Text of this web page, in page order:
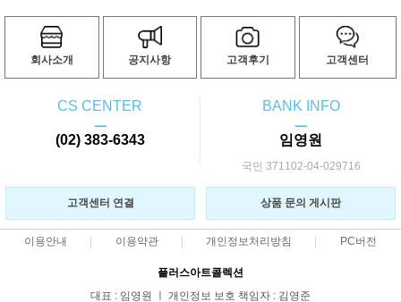
회사소개 공지사항 고객후기 고객센터
CS CENTER
ㅡ
(02) 383-6343
BANK INFO
ㅡ
임영원
국민 371102-04-029716
고객센터 연결 상품 문의 게시판
이용안내 이용약관 개인정보처리방침 PC버전
플러스아트콜렉션
대표 : 임영원 ㅣ 개인정보 보호 책임자 : 김영준